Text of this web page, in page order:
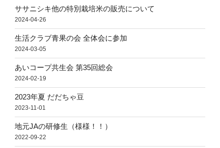
ササニシキ他の特別栽培米の販売について
2024-04-26
生活クラブ青果の会 全体会に参加
2024-03-05
あいコープ共生会 第35回総会
2024-02-19
2023年夏 だだちゃ豆
2023-11-01
地元JAの研修生（様様！！）
2022-09-22